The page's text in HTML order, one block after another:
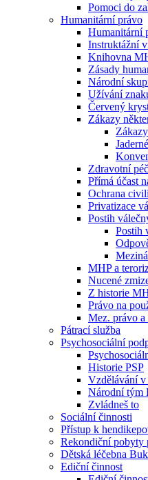
Pomoci do
Humanitární právo
Humanitární
Instruktážní
Knihovna
Zásady
Národní
Užívání
Červený
Zákazy
Zdravotní
Přímá účast
Ochrana
Privatizace
Postih
Postih
MHP a
Nucené
Z historie
Právo na
Mez. právo a
Pátrací služba
Psychosociální
Historie PSP
Vzdělávání v
Národní tým
Zvládneš to
Sociální činnosti
Přístup k
Rekondiční pobyty
Dětská léčebna
Ediční činnost